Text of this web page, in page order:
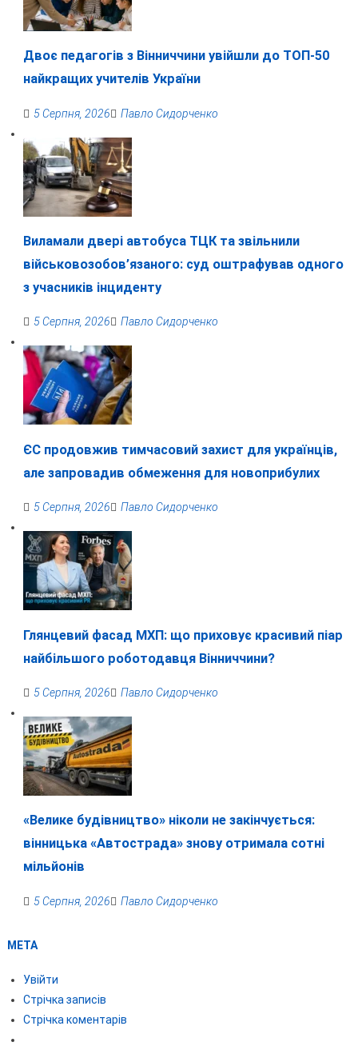
Двоє педагогів з Вінниччини увійшли до ТОП-50
найкращих учителів України
5 Серпня, 2026 Павло Сидорченко
Виламали двері автобуса ТЦК та звільнили
військовозобов’язаного: суд оштрафував одного
з учасників інциденту
5 Серпня, 2026 Павло Сидорченко
ЄС продовжив тимчасовий захист для українців,
але запровадив обмеження для новоприбулих
5 Серпня, 2026 Павло Сидорченко
Глянцевий фасад МХП: що приховує красивий піар
найбільшого роботодавця Вінниччини?
5 Серпня, 2026 Павло Сидорченко
«Велике будівництво» ніколи не закінчується:
вінницька «Автострада» знову отримала сотні
мільйонів
5 Серпня, 2026 Павло Сидорченко
МЕТА
Увійти
Стрічка записів
Стрічка коментарів